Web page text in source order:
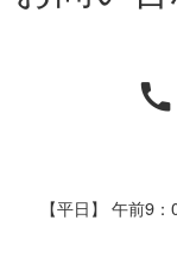
【平日】 午前9